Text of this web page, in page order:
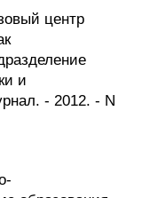
центр
и
- 2012. - N